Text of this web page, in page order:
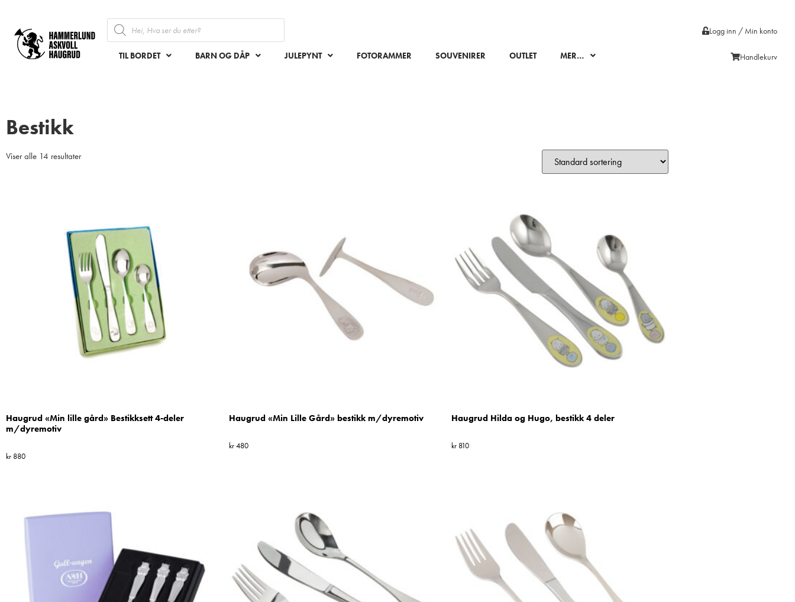
TIL BORDET BARN OG DÅP JULEPYNT FOTORAMMER SOUVENIRER OUTLET MER…
Logg inn / Min konto
Handlekurv
Bestikk
Viser alle 14 resultater
Haugrud «Min lille gård» Bestikksett 4-deler
m/dyremotiv
kr 880
Haugrud «Min Lille Gård» bestikk m/dyremotiv
kr480
Haugrud Hilda og Hugo, bestikk 4 deler
kr 810